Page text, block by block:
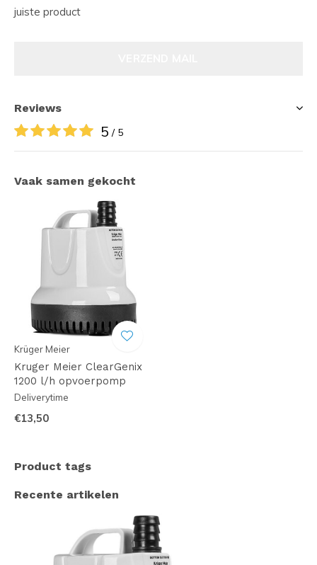
juiste product
Reviews
5 / 5
Vaak samen gekocht
Krüger Meier
Kruger Meier ClearGenix
1200 l/h opvoerpomp
Deliverytime
€13,50
Product tags
Recente artikelen